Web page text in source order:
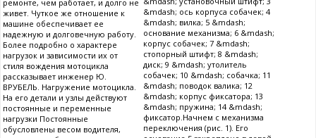
ремонте, чем работает, и долго не
живет. Чуткое же отношение к
машине обеспечивает ее
надежную и долговечную работу.
Более подробно о характере
нагрузок и зависимости их от
стиля вождения мотоцикла
рассказывает инженер Ю.
ВРУБЕЛЬ. Нагружение мотоцикла.
На его детали и узлы действуют
постоянные и переменные
нагрузки Постоянные
обусловлены весом водителя,
&mdash; ось корпуса собачек; 4
&mdash; вилка; 5 &mdash;
основание механизма; 6 &mdash;
корпус собачек; 7 &mdash;
стопорный штифт; 8 &mdash;
диск; 9 &mdash; утолитель
собачек; 10 &mdash; собачка; 11
&mdash; поводок валика; 12
&mdash; корпус фиксатора; 13
&mdash; пружина; 14 &mdash;
фиксатор.Начнем с механизма
переключения (рис. 1). Его